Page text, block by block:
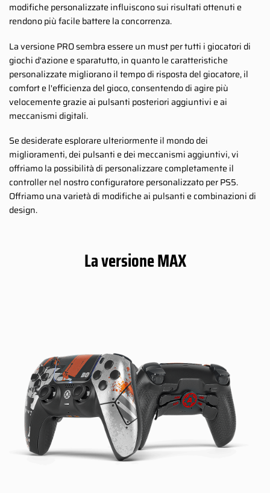
modifiche personalizzate influiscono sui risultati ottenuti e
rendono più facile battere la concorrenza.
La versione PRO sembra essere un must per tutti i giocatori di
giochi d'azione e sparatutto, in quanto le caratteristiche
personalizzate migliorano il tempo di risposta del giocatore, il
comfort e l'efficienza del gioco, consentendo di agire più
velocemente grazie ai pulsanti posteriori aggiuntivi e ai
meccanismi digitali.
Se desiderate esplorare ulteriormente il mondo dei
miglioramenti, dei pulsanti e dei meccanismi aggiuntivi, vi
offriamo la possibilità di personalizzare completamente il
controller nel nostro configuratore personalizzato per PS5.
Offriamo una varietà di modifiche ai pulsanti e combinazioni di
design.
La versione MAX